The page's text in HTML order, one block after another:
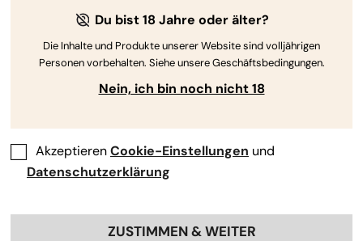
Luke SumpterDu bist 18 Jahre oder älter?
Die Inhalte und Produkte unserer Website sind volljährigen
Personen vorbehalten. Siehe unsere Geschäftsbedingungen.
Nein, ich bin noch nicht 18
AkzeptierenCookie-Einstellungen und
Datenschutzerklärung
ZUSTIMMEN & WEITER